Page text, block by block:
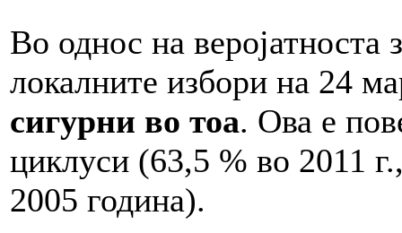
Во однос на веројатноста
локалните избори на 24
сигурни во тоа. Ова е
циклуси (63,5 % во 2011
2005 година).